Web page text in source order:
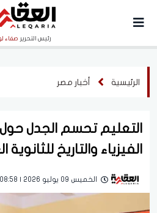
رئيس التحرير صفاء
الرئيسية أخبار مصر
التعليم تحسم الجدل
الفيزياء والتاريخ للثانوية
الخميس 09 يوليو 2026 | 08:58 صباحاً